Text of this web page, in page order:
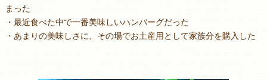
まった
・最近食べた中で一番美味しいハンバーグだった
・あまりの美味しさに、その場でお土産用として家族分を購入した